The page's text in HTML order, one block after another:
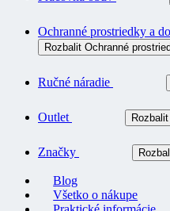
Ochranné prostriedky a
Rozbalit Ochranné
Ručné náradie
Outlet
Značky
Blog
Všetko o nákupe